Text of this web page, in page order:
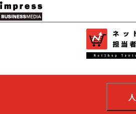
メ
イ
ン